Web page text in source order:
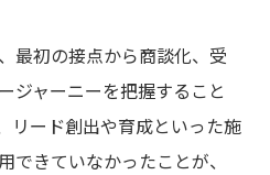
最初の接点から商談化、受
ジャーニーを把握すること
リード創出や育成といった施
できていなかったことが、